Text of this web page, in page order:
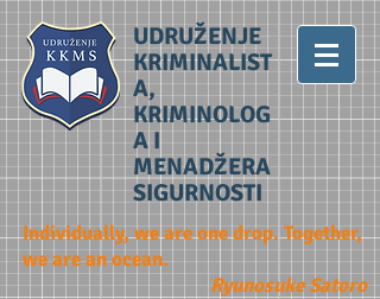
UDRUŽENJE
KRIMINALIST
A,
KRIMINOLOG
A I
MENADŽERA
SIGURNOSTI
Individually, we are one drop. Together,
we are an ocean.
Ryunosuke Satoro